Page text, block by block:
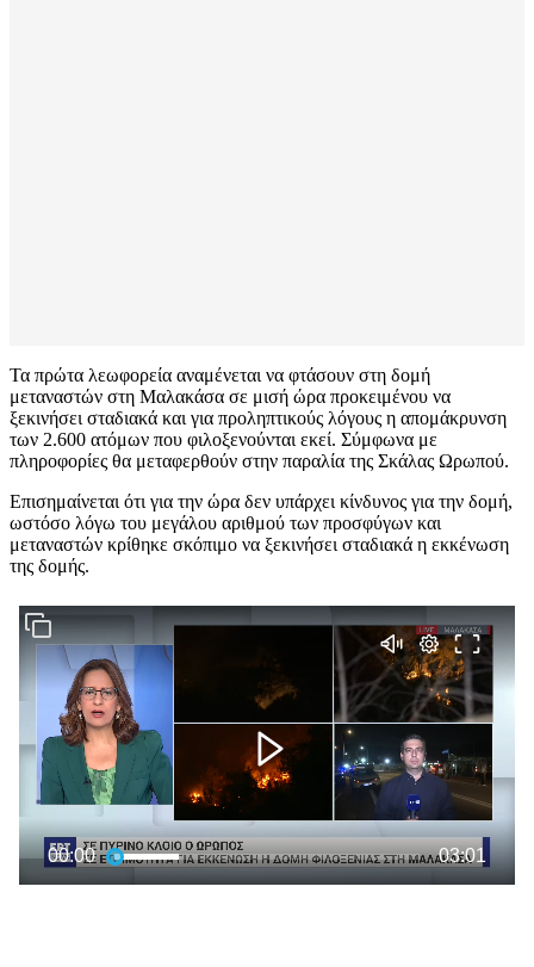
Τα πρώτα λεωφορεία αναμένεται να φτάσουν στη δομή
μεταναστών στη Μαλακάσα σε μισή ώρα προκειμένου να
ξεκινήσει σταδιακά και για προληπτικούς λόγους η απομάκρυνση
των 2.600 ατόμων που φιλοξενούνται εκεί. Σύμφωνα με
πληροφορίες θα μεταφερθούν στην παραλία της Σκάλας Ωρωπού.
Επισημαίνεται ότι για την ώρα δεν υπάρχει κίνδυνος για την δομή,
ωστόσο λόγω του μεγάλου αριθμού των προσφύγων και
μεταναστών κρίθηκε σκόπιμο να ξεκινήσει σταδιακά η εκκένωση
της δομής.